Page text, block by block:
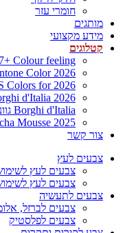
חומרי עזר
מותגים
מידע מקצועי
קטלוגים
Colour feeling
Color 2026
Colors for 2026+
d'Italia 2026
Borghi d'Italia גוונים חדשים 2025
Mousse 2025
צור קשר
צבעים לעץ
צבעים לעץ
צבעים לעץ
צבעים לתעשיה
צבעים לברזל,
צבעים לפלסטיק